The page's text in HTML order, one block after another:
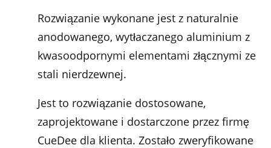
Rozwiązanie wykonane jest z naturalnie
anodowanego, wytłaczanego aluminium z
kwasoodpornymi elementami złącznymi ze
stali nierdzewnej.
Jest to rozwiązanie dostosowane,
zaprojektowane i dostarczone przez firmę
CueDee dla klienta. Zostało zweryfikowane